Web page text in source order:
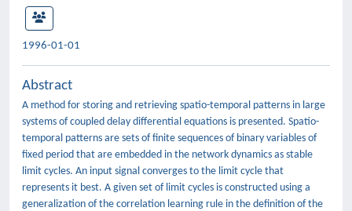
1996-01-01
Abstract
A method for storing and retrieving spatio-temporal patterns in large
systems of coupled delay differential equations is presented. Spatio-
temporal patterns are sets of finite sequences of binary variables of
fixed period that are embedded in the network dynamics as stable
limit cycles. An input signal converges to the limit cycle that
represents it best. A given set of limit cycles is constructed using a
generalization of the correlation learning rule in the definition of the